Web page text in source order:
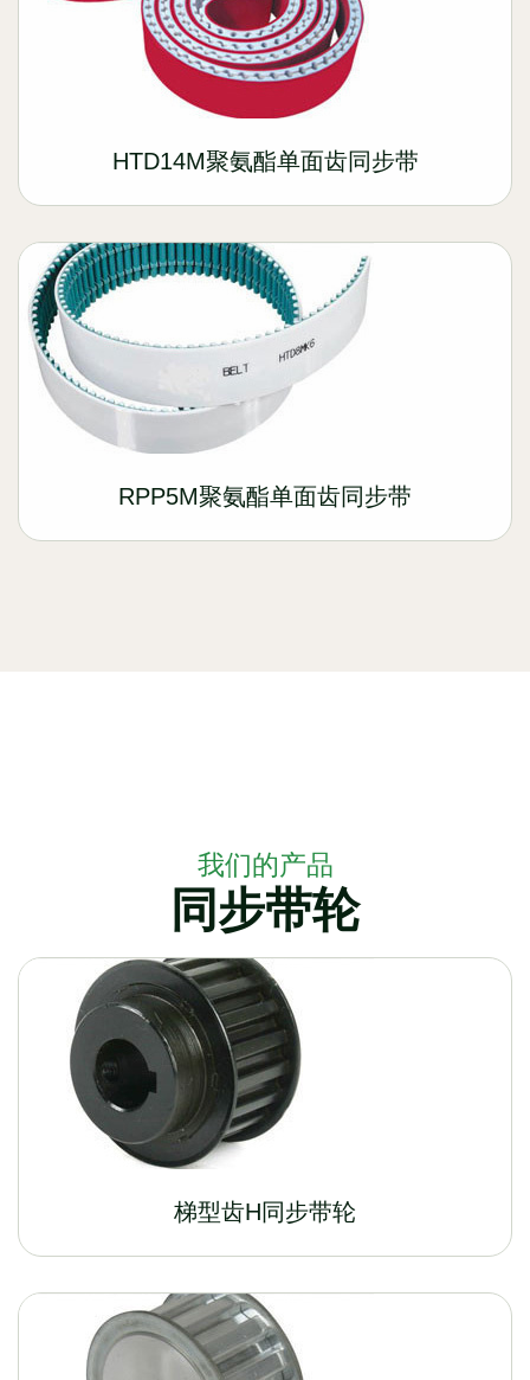
HTD14M聚氨酯单面齿同步带
RPP5M聚氨酯单面齿同步带
我们的产品
同步带轮
梯型齿H同步带轮